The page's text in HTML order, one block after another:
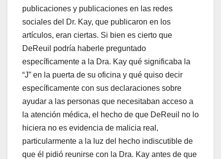
publicaciones y publicaciones en las redes
sociales del Dr. Kay, que publicaron en los
artículos, eran ciertas. Si bien es cierto que
DeReuil podría haberle preguntado
específicamente a la Dra. Kay qué significaba la
“J” en la puerta de su oficina y qué quiso decir
específicamente con sus declaraciones sobre
ayudar a las personas que necesitaban acceso a
la atención médica, el hecho de que DeReuil no lo
hiciera no es evidencia de malicia real,
particularmente a la luz del hecho indiscutible de
que él pidió reunirse con la Dra. Kay antes de que